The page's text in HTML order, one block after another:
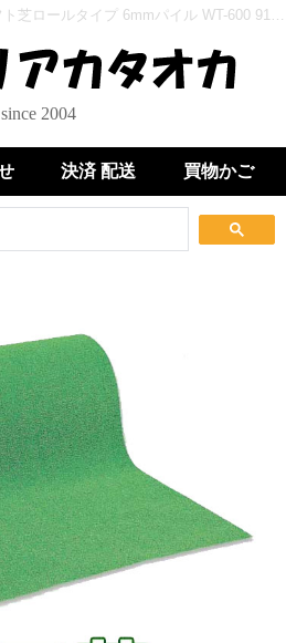
【送料無料】人工芝 タフト芝ロールタイプ 6mmパイル WT-600 91cm幅 １反 30ｍ巻販売 - インテリアカタオカ
since 2004
決済 配送 買物かご